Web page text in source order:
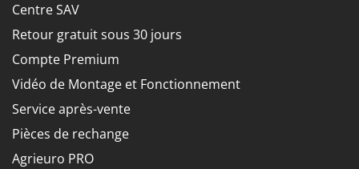
Centre SAV
Retour gratuit sous 30 jours
Compte Premium
Vidéo de Montage et Fonctionnement
Service après-vente
Pièces de rechange
Agrieuro PRO